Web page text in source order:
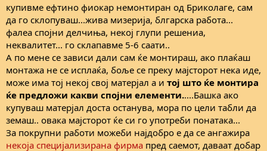
купивме ефтино фиокар немонтиран од Бриколаге, сам
да го склопуваш...жива мизерија, блгарска работа...
фалеа спојни делчиња, некој глупи решениа,
неквалитет... го склапавме 5-6 саати..
А по мене се зависи дали сам ќе монтираш, ако плаќаш
монтажа не се исплаќа, боље се преку мајсторот нека иде,
може има тој некој свој матерјал а и тој што ќе монтира
ќе предложи какви спојни елементи.....Башка ако
купуваш матерјал доста останува, мора по цели табли да
земаш.. овака мајсторот ќе си го употреби понатака...
За покрупни работи можеби најдобро е да се ангажира
некоја специјализирана фирма пред саемот, даваат добар